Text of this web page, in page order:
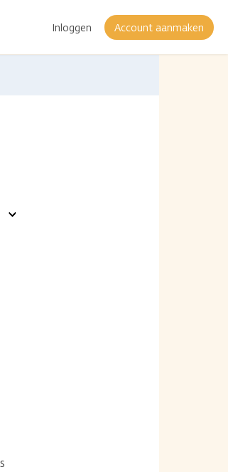
Inloggen Account aanmaken
Toon